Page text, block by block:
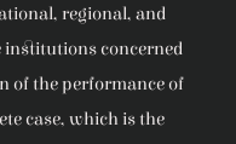
regional, and
institutions concerned
of the performance of
case, which is the